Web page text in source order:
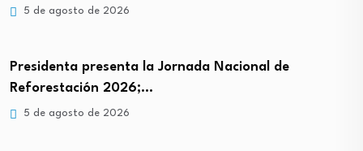
5 de agosto de 2026
Presidenta presenta la Jornada Nacional de
Reforestación 2026;…
5 de agosto de 2026